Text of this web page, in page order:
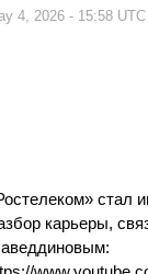
4, 2026 - 15:58 UTC
стал
карьеры,